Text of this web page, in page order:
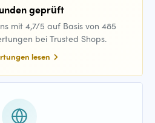
geprüft
mit 4,7/5 auf Basis von 485
bei Trusted Shops.
lesen